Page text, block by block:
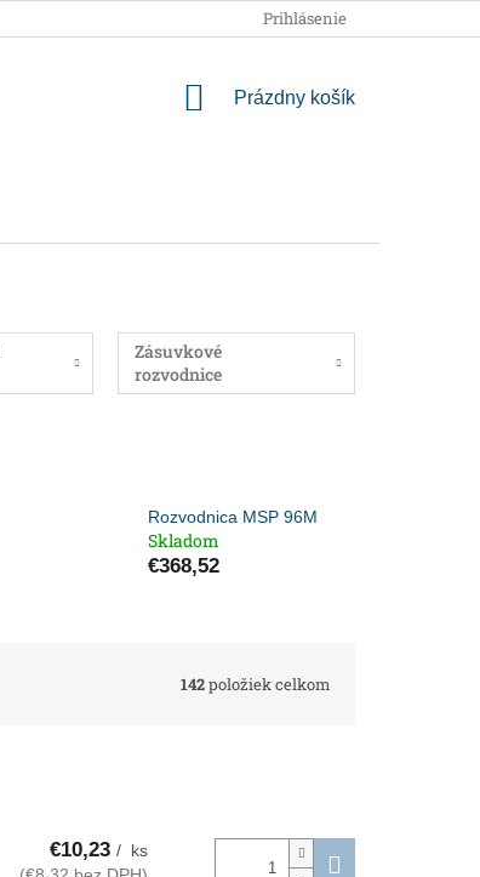
PODMIENKY OCHRANY
Prihlásenie
NÁKUPNÝ
Prázdny košík
Zásuvkové
rozvodnice
Rozvodnica MSP 96M
Skladom
€368,52
142položiek celkom
€10,23/ ks